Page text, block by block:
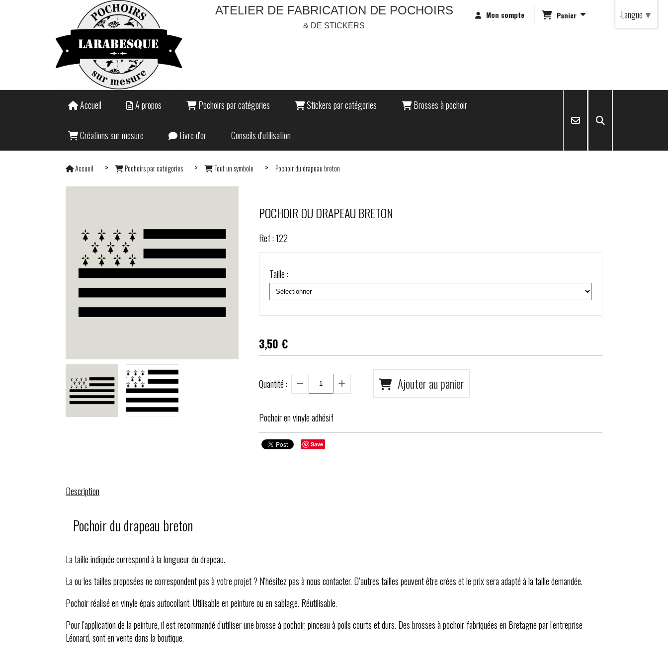
ATELIER DE FABRICATION DE POCHOIRS
& DE STICKERS
Mon compte Panier
Accueil A propos Pochoirs par catégories Stickers par catégories Brosses à pochoir
Créations sur mesure Livre d'or Conseils d'utilisation
Accueil Pochoirs par catégories Tout un symbole Pochoir du drapeau breton
POCHOIR DU DRAPEAU BRETON
Ref :122
Taille :
3,50 €
Quantité : Ajouter au panier
Pochoir en vinyle adhésif
Save
Description
Pochoir du drapeau breton
La taille indiquée correspond à la longueur du drapeau.
La ou les tailles proposées ne correspondent pas à votre projet ? N'hésitez pas à nous contacter. D’autres tailles peuvent être crées et le prix sera adapté à la taille demandée.
Pochoir réalisé en vinyle épais autocollant. Utilisable en peinture ou en sablage. Réutilisable.
Pour l'application de la peinture, il est recommandé d'utiliser une brosse à pochoir, pinceau à poils courts et durs. Des brosses à pochoir fabriquées en Bretagne par l'entreprise
Léonard, sont en vente dans la boutique.
Langue ▼